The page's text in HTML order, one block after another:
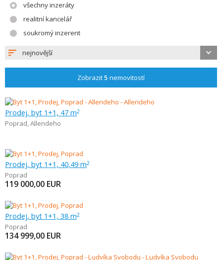
všechny inzeráty
realitní kancelář
soukromý inzerent
nejnovější
Zobrazit5 nemovitostí
Prodej, byt 1+1, 47 m2
Poprad,Allendeho
Prodej, byt 1+1, 40,49 m2
Poprad
119 000,00 EUR
Prodej, byt 1+1, 38 m2
Poprad
134 999,00 EUR